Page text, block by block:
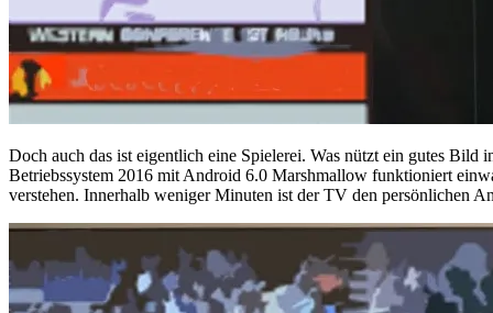
Doch auch das ist eigentlich eine Spielerei. Was nützt ein gutes Bild
Betriebssystem 2016 mit Android 6.0 Marshmallow funktioniert
verstehen. Innerhalb weniger Minuten ist der TV den persönlichen